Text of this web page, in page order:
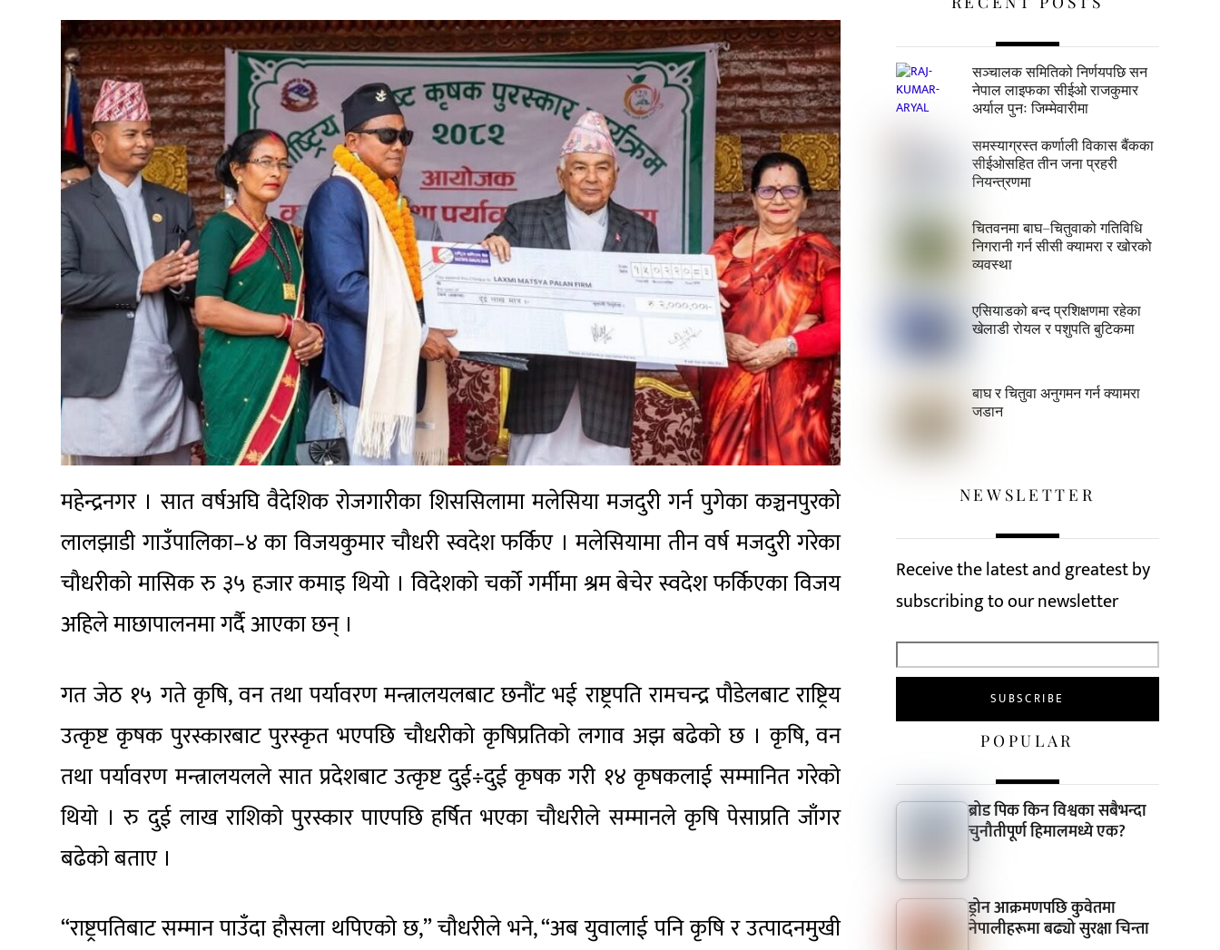
महेन्द्रनगर । सात वर्षअघि वैदेशिक रोजगारीका शिससिलामा मलेसिया मजदुरी गर्न पुगेका कञ्चनपुरको
लालझाडी गाउँपालिका–४ का विजयकुमार चौधरी स्वदेश फर्किए । मलेसियामा तीन वर्ष मजदुरी गरेका
चौधरीको मासिक रु ३५ हजार कमाइ थियो । विदेशको चर्को गर्मीमा श्रम बेचेर स्वदेश फर्किएका विजय
अहिले माछापालनमा गर्दै आएका छन् ।
गत जेठ १५ गते कृषि, वन तथा पर्यावरण मन्त्रालयलबाट छनौंट भई राष्ट्रपति रामचन्द्र पौडेलबाट राष्ट्रिय
उत्कृष्ट कृषक पुरस्कारबाट पुरस्कृत भएपछि चौधरीको कृषिप्रतिको लगाव अझ बढेको छ । कृषि, वन
तथा पर्यावरण मन्त्रालयलले सात प्रदेशबाट उत्कृष्ट दुई÷दुई कृषक गरी १४ कृषकलाई सम्मानित गरेको
थियो । रु दुई लाख राशिको पुरस्कार पाएपछि हर्षित भएका चौधरीले सम्मानले कृषि पेसाप्रति जाँगर
बढेको बताए ।
“राष्ट्रपतिबाट सम्मान पाउँदा हौसला थपिएको छ,” चौधरीले भने, “अब युवालाई पनि कृषि र उत्पादनमुखी
सञ्चालक समितिको निर्णयपछि सन
नेपाल लाइफका सीईओ राजकुमार
अर्याल पुनः जिम्मेवारीमा
समस्याग्रस्त कर्णाली विकास बैंकका
सीईओसहित तीन जना प्रहरी
नियन्त्रणमा
चितवनमा बाघ–चितुवाको गतिविधि
निगरानी गर्न सीसी क्यामरा र खोरको
व्यवस्था
एसियाडको बन्द प्रशिक्षणमा रहेका
खेलाडी रोयल र पशुपति बुटिकमा
बाघ र चितुवा अनुगमन गर्न क्यामरा
जडान
NEWSLETTER
Receive the latest and greatest by
subscribing to our newsletter
POPULAR
ब्रोड पिक किन विश्वका सबैभन्दा
चुनौतीपूर्ण हिमालमध्ये एक?
ड्रोन आक्रमणपछि कुवेतमा
नेपालीहरूमा बढ्यो सुरक्षा चिन्ता